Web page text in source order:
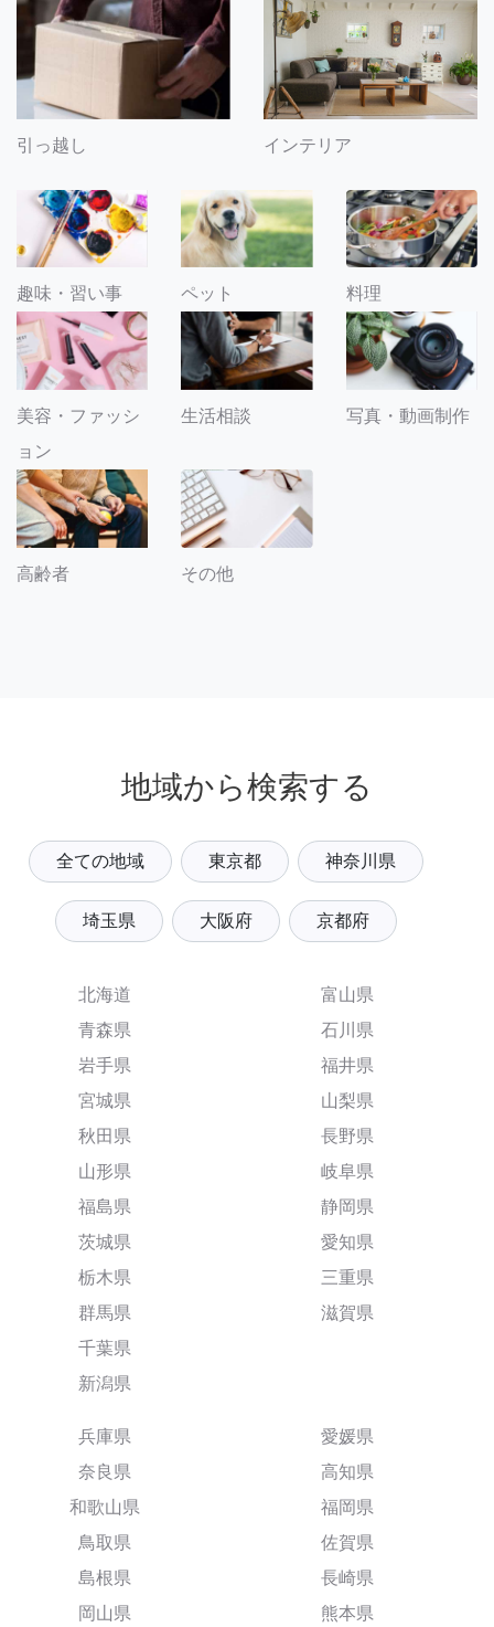
引っ越し インテリア
趣味・習い事 ペット 料理
美容・ファッシ
ョン
生活相談 写真・動画制作
高齢者 その他
地域から検索する
全ての地域 東京都 神奈川県
埼玉県 大阪府 京都府
北海道
青森県
岩手県
宮城県
秋田県
山形県
福島県
茨城県
栃木県
群馬県
千葉県
新潟県
富山県
石川県
福井県
山梨県
長野県
岐阜県
静岡県
愛知県
三重県
滋賀県
兵庫県
奈良県
和歌山県
鳥取県
島根県
岡山県
愛媛県
高知県
福岡県
佐賀県
長崎県
熊本県